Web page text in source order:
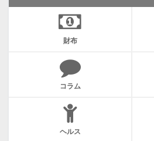
財布
コラム
ヘルス